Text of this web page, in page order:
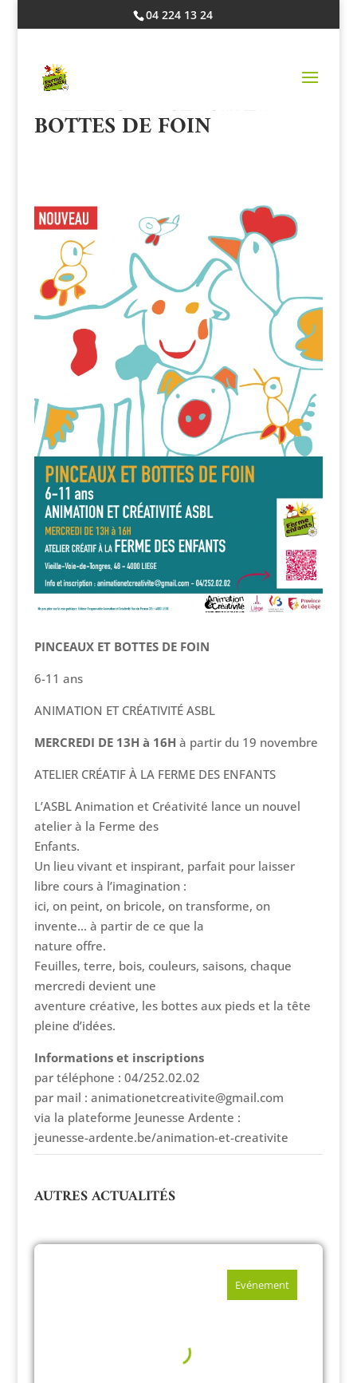
04 224 13 24
ATELIER PINCEAUX ET
BOTTES DE FOIN
PINCEAUX ET BOTTES DE FOIN
6-11 ans
ANIMATION ET CRÉATIVITÉ ASBL
MERCREDI DE 13H à 16H à partir du 19 novembre
ATELIER CRÉATIF À LA FERME DES ENFANTS
L’ASBL Animation et Créativité lance un nouvel
atelier à la Ferme des
Enfants.
Un lieu vivant et inspirant, parfait pour laisser
libre cours à l’imagination :
ici, on peint, on bricole, on transforme, on
invente… à partir de ce que la
nature offre.
Feuilles, terre, bois, couleurs, saisons, chaque
mercredi devient une
aventure créative, les bottes aux pieds et la tête
pleine d’idées.
Informations et inscriptions
par téléphone : 04/252.02.02
par mail : animationetcreativite@gmail.com
via la plateforme Jeunesse Ardente :
jeunesse-ardente.be/animation-et-creativite
AUTRES ACTUALITÉS
Evénement